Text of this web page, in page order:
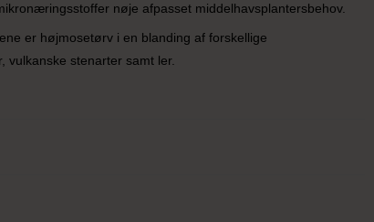
nøje afpasset middelhavsplantersbehov.
er højmosetørv i en blanding af forskellige
vulkanske stenarter samt ler.